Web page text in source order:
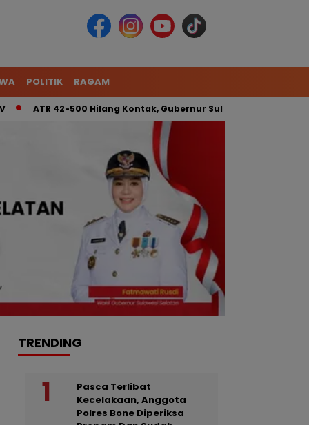
POLITIK RAGAM
42-500 Hilang Kontak, Gubernur Sulsel: Kita Kerahkan Tim
TRENDING
Pasca Terlibat
Kecelakaan, Anggota
Polres Bone Diperiksa